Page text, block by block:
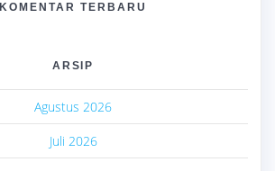
KOMENTAR TERBARU
ARSIP
Agustus 2026
Juli 2026